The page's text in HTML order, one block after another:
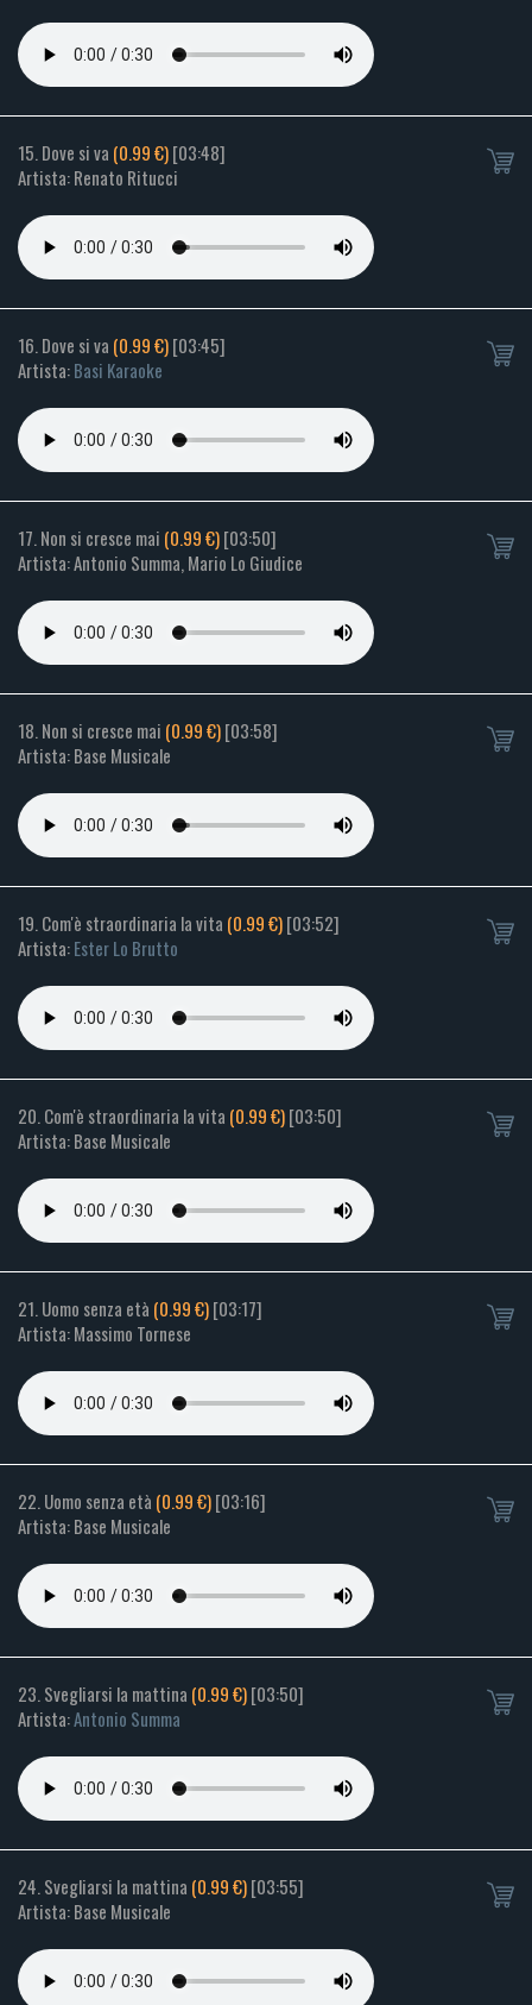
15. Dove si va (0.99 €)[03:48]
Artista: Renato Ritucci
16. Dove si va (0.99 €)[03:45]
Artista:Basi Karaoke
17. Non si cresce mai (0.99 €)[03:50]
Artista: Antonio Summa, Mario Lo Giudice
18. Non si cresce mai (0.99 €)[03:58]
Artista: Base Musicale
19. Com'è straordinaria la vita (0.99 €)[03:52]
Artista:Ester Lo Brutto
20. Com'è straordinaria la vita (0.99 €)[03:50]
Artista: Base Musicale
21. Uomo senza età (0.99 €)[03:17]
Artista: Massimo Tornese
22. Uomo senza età (0.99 €)[03:16]
Artista: Base Musicale
23. Svegliarsi la mattina (0.99 €)[03:50]
Artista:Antonio Summa
24. Svegliarsi la mattina (0.99 €)[03:55]
Artista: Base Musicale